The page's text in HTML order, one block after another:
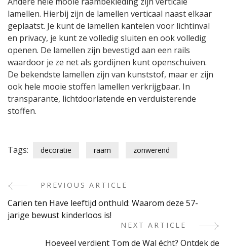
lamellen. Hierbij zijn de lamellen verticaal naast elkaar
geplaatst. Je kunt de lamellen kantelen voor lichtinval
en privacy, je kunt ze volledig sluiten en ook volledig
openen. De lamellen zijn bevestigd aan een rails
waardoor je ze net als gordijnen kunt openschuiven.
De bekendste lamellen zijn van kunststof, maar er zijn
ook hele mooie stoffen lamellen verkrijgbaar. In
transparante, lichtdoorlatende en verduisterende
stoffen.
Tags: decoratie raam zonwerend
Post
Navigation
PREVIOUS ARTICLE
Carien ten Have leeftijd onthuld: Waarom deze 57-
jarige bewust kinderloos is!
NEXT ARTICLE
Hoeveel verdient Tom de Wal écht? Ontdek de